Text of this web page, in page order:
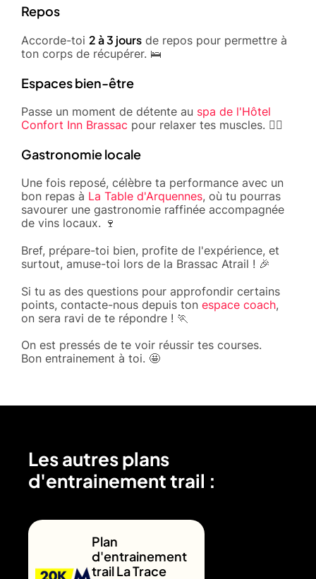
Repos
Accorde-toi 2 à 3 jours de repos pour permettre à
ton corps de récupérer. 🛌
Espaces bien-être
Passe un moment de détente au spa de l'Hôtel
Confort Inn Brassac pour relaxer tes muscles. 🧖‍♀️
Gastronomie locale
Une fois reposé, célèbre ta performance avec un
bon repas à La Table d'Arquennes, où tu pourras
savourer une gastronomie raffinée accompagnée
de vins locaux. 🍷
Bref, prépare-toi bien, profite de l'expérience, et
surtout, amuse-toi lors de la Brassac Atrail ! 🎉
Si tu as des questions pour approfondir certains
points, contacte-nous depuis ton espace coach,
on sera ravi de te répondre ! 🏃
On est pressés de te voir réussir tes courses.
Bon entrainement à toi. 🤩
Les autres plans
d'entrainement trail :
Plan
d'entrainement
trail La Trace